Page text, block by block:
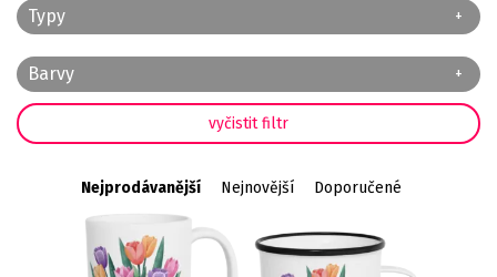
Typy
Barvy
Nejprodávanější Nejnovější Doporučené